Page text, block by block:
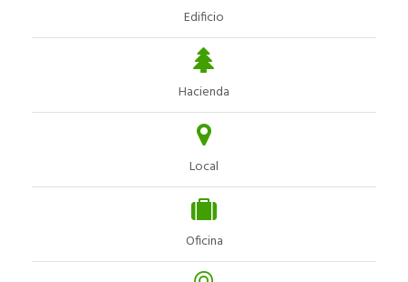
Edificio
Hacienda
Local
Oficina